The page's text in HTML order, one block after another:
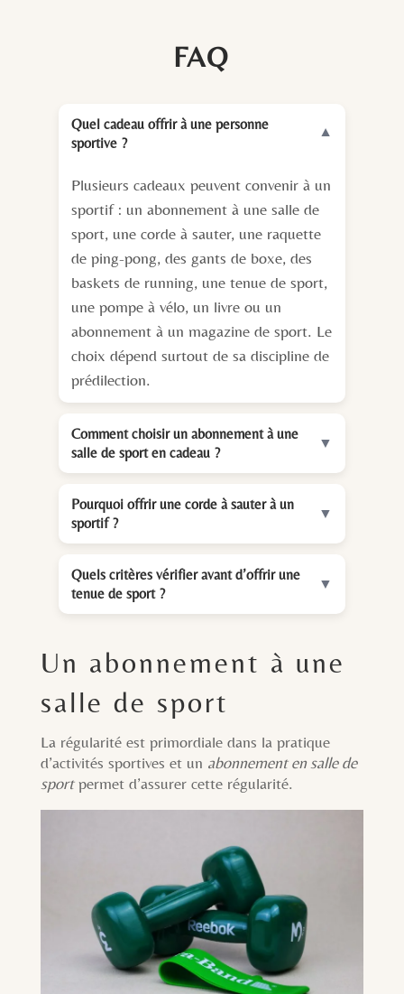
FAQ
Quel cadeau offrir à une personne
sportive ?
▼
Plusieurs cadeaux peuvent convenir à un
sportif : un abonnement à une salle de
sport, une corde à sauter, une raquette
de ping-pong, des gants de boxe, des
baskets de running, une tenue de sport,
une pompe à vélo, un livre ou un
abonnement à un magazine de sport. Le
choix dépend surtout de sa discipline de
prédilection.
Comment choisir un abonnement à une
salle de sport en cadeau ?
▼
Pourquoi offrir une corde à sauter à un
sportif ?
▼
Quels critères vérifier avant d’offrir une
tenue de sport ?
▼
Un abonnement à une
salle de sport
La régularité est primordiale dans la pratique
d’activités sportives et un abonnement en salle de
sportpermet d’assurer cette régularité.